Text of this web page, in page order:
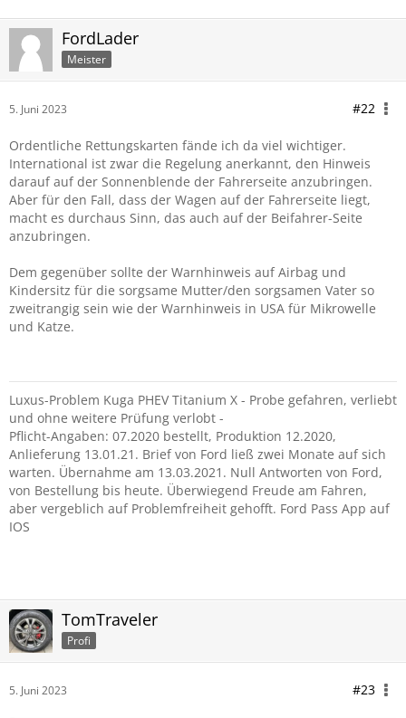
FordLader
Meister
5. Juni 2023 #22
Ordentliche Rettungskarten fände ich da viel wichtiger.
International ist zwar die Regelung anerkannt, den Hinweis
darauf auf der Sonnenblende der Fahrerseite anzubringen.
Aber für den Fall, dass der Wagen auf der Fahrerseite liegt,
macht es durchaus Sinn, das auch auf der Beifahrer-Seite
anzubringen.
Dem gegenüber sollte der Warnhinweis auf Airbag und
Kindersitz für die sorgsame Mutter/den sorgsamen Vater so
zweitrangig sein wie der Warnhinweis in USA für Mikrowelle
und Katze.
Luxus-Problem Kuga PHEV Titanium X - Probe gefahren, verliebt
und ohne weitere Prüfung verlobt -
Pflicht-Angaben: 07.2020 bestellt, Produktion 12.2020,
Anlieferung 13.01.21. Brief von Ford ließ zwei Monate auf sich
warten. Übernahme am 13.03.2021. Null Antworten von Ford,
von Bestellung bis heute. Überwiegend Freude am Fahren,
aber vergeblich auf Problemfreiheit gehofft. Ford Pass App auf
IOS
TomTraveler
Profi
5. Juni 2023 #23